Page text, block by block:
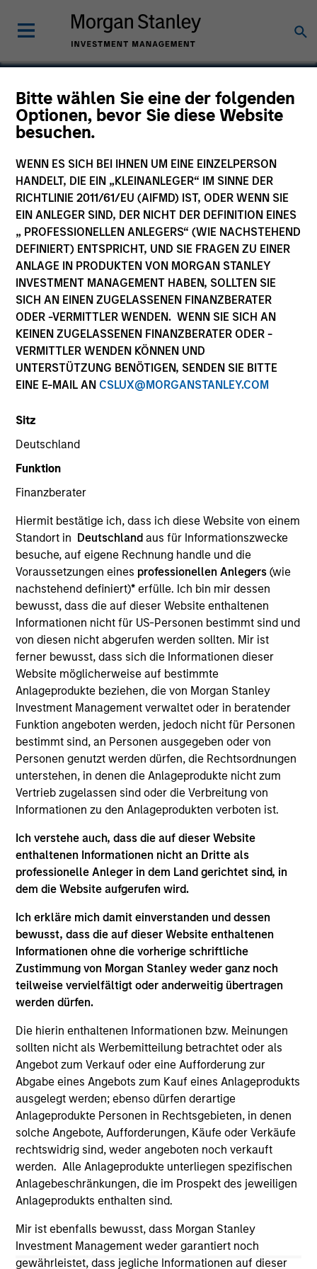
Bitte wählen Sie eine der folgenden
Optionen, bevor Sie diese Website
besuchen.
WENN ES SICH BEI IHNEN UM EINE EINZELPERSON
HANDELT, DIE EIN „KLEINANLEGER“ IM SINNE DER
RICHTLINIE 2011/61/EU (AIFMD) IST, ODER WENN SIE
EIN ANLEGER SIND, DER NICHT DER DEFINITION EINES
„ PROFESSIONELLEN ANLEGERS“ (WIE NACHSTEHEND
DEFINIERT) ENTSPRICHT, UND SIE FRAGEN ZU EINER
ANLAGE IN PRODUKTEN VON MORGAN STANLEY
INVESTMENT MANAGEMENT HABEN, SOLLTEN SIE
SICH AN EINEN ZUGELASSENEN FINANZBERATER
ODER -VERMITTLER WENDEN. WENN SIE SICH AN
KEINEN ZUGELASSENEN FINANZBERATER ODER -
VERMITTLER WENDEN KÖNNEN UND
UNTERSTÜTZUNG BENÖTIGEN, SENDEN SIE BITTE
EINE E-MAIL AN CSLUX@MORGANSTANLEY.COM
Sitz
Deutschland
Funktion
Finanzberater
Hiermit bestätige ich, dass ich diese Website von einem
Standort in Deutschland aus für Informationszwecke
besuche, auf eigene Rechnung handle und die
Voraussetzungen eines professionellen Anlegers(wie
nachstehend definiert)* erfülle. Ich bin mir dessen
bewusst, dass die auf dieser Website enthaltenen
Informationen nicht für US-Personen bestimmt sind und
von diesen nicht abgerufen werden sollten. Mir ist
ferner bewusst, dass sich die Informationen dieser
Website möglicherweise auf bestimmte
Anlageprodukte beziehen, die von Morgan Stanley
Investment Management verwaltet oder in beratender
Funktion angeboten werden, jedoch nicht für Personen
bestimmt sind, an Personen ausgegeben oder von
Personen genutzt werden dürfen, die Rechtsordnungen
unterstehen, in denen die Anlageprodukte nicht zum
Vertrieb zugelassen sind oder die Verbreitung von
Informationen zu den Anlageprodukten verboten ist.
Ich verstehe auch, dass die auf dieser Website
enthaltenen Informationen nicht an Dritte als
professionelle Anleger in dem Land gerichtet sind, in
dem die Website aufgerufen wird.
Ich erkläre mich damit einverstanden und dessen
bewusst, dass die auf dieser Website enthaltenen
Informationen ohne die vorherige schriftliche
Zustimmung von Morgan Stanley weder ganz noch
teilweise vervielfältigt oder anderweitig übertragen
werden dürfen.
Die hierin enthaltenen Informationen bzw. Meinungen
sollten nicht als Werbemitteilung betrachtet oder als
Angebot zum Verkauf oder eine Aufforderung zur
Abgabe eines Angebots zum Kauf eines Anlageprodukts
ausgelegt werden; ebenso dürfen derartige
Anlageprodukte Personen in Rechtsgebieten, in denen
solche Angebote, Aufforderungen, Käufe oder Verkäufe
rechtswidrig sind, weder angeboten noch verkauft
werden. Alle Anlageprodukte unterliegen spezifischen
Anlagebeschränkungen, die im Prospekt des jeweiligen
Anlageprodukts enthalten sind.
Mir ist ebenfalls bewusst, dass Morgan Stanley
Investment Management weder garantiert noch
gewährleistet, dass jegliche Informationen auf dieser
Sino Gas
Energy
COUNTRY
China
Invested on
Nov 2014
Transaction Type
Joint Control
Realization Date
Jul 2017
Founded in 2001, Sino Gas is engaged in the development
and installation of natural gas distribution networks and the
distribution of natural gas to residential and industrial
customers in China.
Investment Team
Morgan Stanley Private Equity Asia
As of July 25, 2025. The above is provided for informational
and educational purposes only. There is no guarantee that
the investment mentioned resulted in positive performance
(for realized holdings), or will perform well in the future (for
current holdings). The trademarks and service marks above
are the property of their respective owners. The information
on this website has not been authorized, sponsored, or
otherwise approved by such owners. By clicking on any
third party site. We are providing these hyperlinks to you
only as a convenience and the inclusion of any hyperlink is
not and does not imply any endorsement, approval,
investigation, verification or monitoring by us of any
information contained in any hyperlinked site. In no event
shall we be responsible for the information contained on
the site or your use of such site.